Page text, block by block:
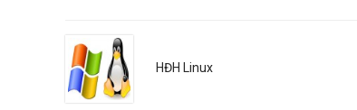
HĐH Linux